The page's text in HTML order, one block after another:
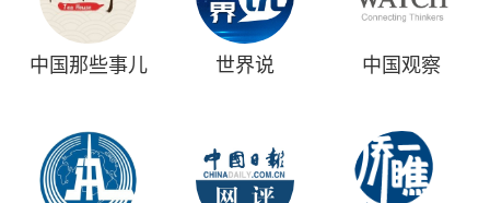
中国那些事儿 世界说 中国观察